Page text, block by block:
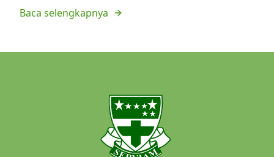
Baca selengkapnya